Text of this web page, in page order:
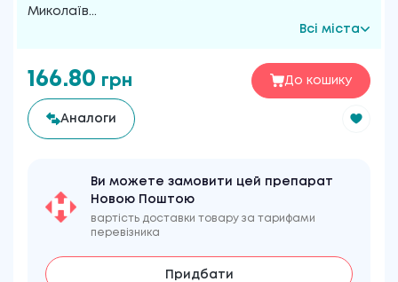
Миколаїв...
Всі міста
166.80 грн До кошику
Аналоги
Ви можете замовити цей препарат
Новою Поштою
вартість доставки товару за тарифами
перевізника
Придбати